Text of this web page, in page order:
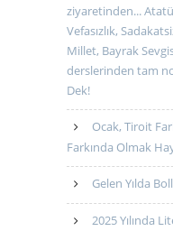
ziyaretinden...
Vefasızlık,
Millet, Bayrak
derslerinden tam
Dek!
Ocak, Tiroit
Farkında Olmak
Gelen Yılda
2025 Yılında